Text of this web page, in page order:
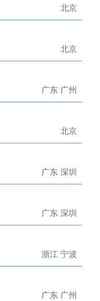
北京
北京
广东 广州
北京
广东 深圳
广东 深圳
浙江 宁波
广东 广州